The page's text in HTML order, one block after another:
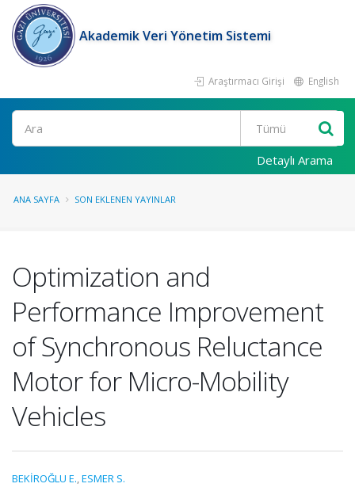
Akademik Veri Yönetim Sistemi
Araştırmacı Girişi English
Ara
Detaylı Arama
ANA SAYFA SON EKLENEN YAYINLAR
Optimization and
Performance Improvement
of Synchronous Reluctance
Motor for Micro-Mobility
Vehicles
BEKİROĞLU E.,ESMER S.